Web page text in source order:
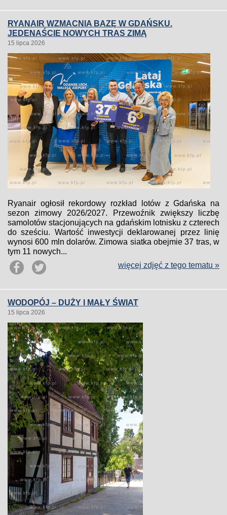
RYANAIR WZMACNIA BAZĘ W GDAŃSKU.
JEDENAŚCIE NOWYCH TRAS ZIMĄ
15 lipca 2026
Ryanair ogłosił rekordowy rozkład lotów z Gdańska na
sezon zimowy 2026/2027. Przewoźnik zwiększy liczbę
samolotów stacjonujących na gdańskim lotnisku z czterech
do sześciu. Wartość inwestycji deklarowanej przez linię
wynosi 600 mln dolarów. Zimowa siatka obejmie 37 tras, w
tym 11 nowych...
więcej zdjęć z tego tematu »
WODOPÓJ – DUŻY I MAŁY ŚWIAT
15 lipca 2026